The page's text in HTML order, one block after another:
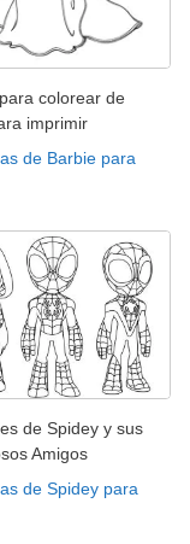
colorear de
imprimir
de Barbie para
de Spidey y sus
Amigos
de Spidey para